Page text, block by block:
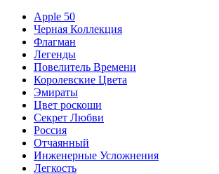
Apple 50
Черная Коллекция
Флагман
Легенды
Повелитель Времени
Королевские Цвета
Эмираты
Цвет роскоши
Секрет Любви
Россия
Отчаянный
Инженерные Усложнения
Легкость